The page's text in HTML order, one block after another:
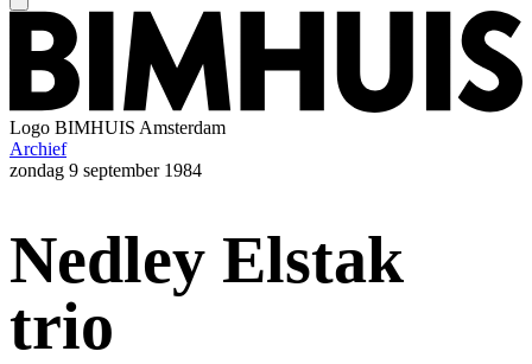
Logo BIMHUIS Amsterdam
Archief
zondag 9 september 1984
Nedley Elstak
trio